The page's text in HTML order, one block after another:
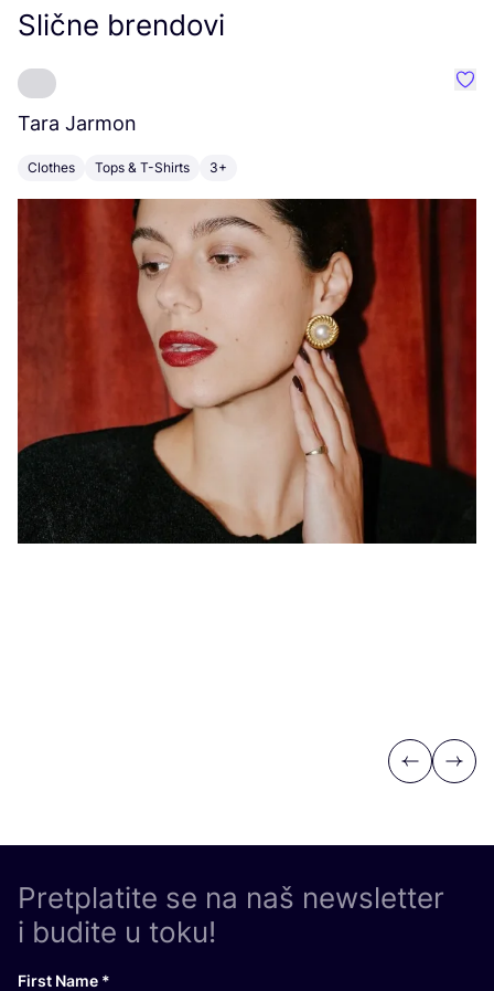
Slične brendovi
Tara Jarmon
Clothes Tops & T-Shirts 3+
Previous
Next
Pretplatite se na naš newsletter
i budite u toku!
First Name *